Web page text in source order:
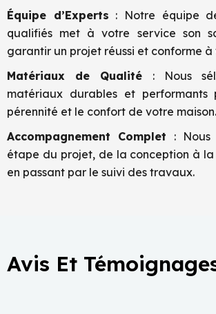
Équipe d’Experts : Notre équipe
qualifiés met à votre service son
garantir un projet réussi et conforme à
Matériaux de Qualité : Nous
matériaux durables et performants
pérennité et le confort de votre maison.
Accompagnement Complet : Nous
étape du projet, de la conception à la
en passant par le suivi des travaux.
Avis Et